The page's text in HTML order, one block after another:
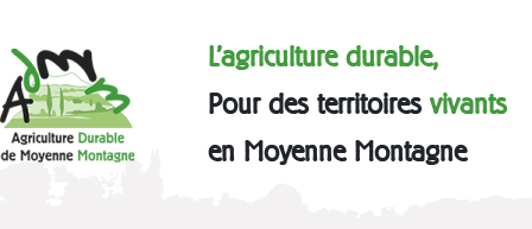
L'agriculture durable,
Pour des territoiresvivants
en Moyenne Montagne